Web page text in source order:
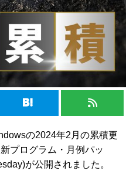
の2024年2月の累積更
プログラム・月例パッ
が公開されました。